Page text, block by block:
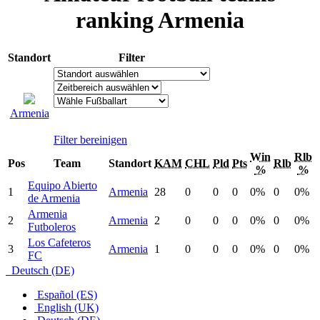
ranking Armenia
Standort Filter
Armenia
Filter bereinigen
Pos
Team Standort KAM CHL Pld Pts
Win
%
Rlb
Rlb
%
1
Equipo Abierto
de Armenia
Armenia 28 0 0 0 0% 0 0%
2
Armenia
Futboleros
Armenia 2 0 0 0 0% 0 0%
3
Los Cafeteros
FC
Armenia 1 0 0 0 0% 0
0%
Deutsch (DE)
Español (ES)
English (UK)